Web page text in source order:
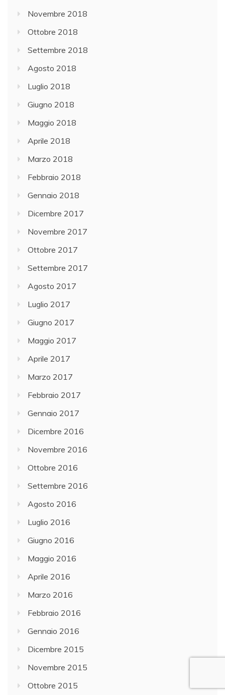
Novembre 2018
Ottobre 2018
Settembre 2018
Agosto 2018
Luglio 2018
Giugno 2018
Maggio 2018
Aprile 2018
Marzo 2018
Febbraio 2018
Gennaio 2018
Dicembre 2017
Novembre 2017
Ottobre 2017
Settembre 2017
Agosto 2017
Luglio 2017
Giugno 2017
Maggio 2017
Aprile 2017
Marzo 2017
Febbraio 2017
Gennaio 2017
Dicembre 2016
Novembre 2016
Ottobre 2016
Settembre 2016
Agosto 2016
Luglio 2016
Giugno 2016
Maggio 2016
Aprile 2016
Marzo 2016
Febbraio 2016
Gennaio 2016
Dicembre 2015
Novembre 2015
Ottobre 2015